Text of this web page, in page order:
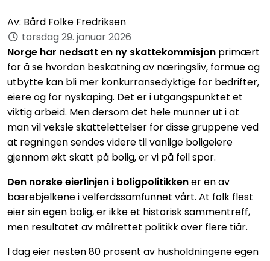
Av: Bård Folke Fredriksen
torsdag 29. januar 2026
Norge har nedsatt en ny skattekommisjon primært
for å se hvordan beskatning av næringsliv, formue og
utbytte kan bli mer konkurransedyktige for bedrifter,
eiere og for nyskaping. Det er i utgangspunktet et
viktig arbeid. Men dersom det hele munner ut i at
man vil veksle skattelettelser for disse gruppene ved
at regningen sendes videre til vanlige boligeiere
gjennom økt skatt på bolig, er vi på feil spor.
Den norske eierlinjen i boligpolitikkener en av
bærebjelkene i velferdssamfunnet vårt. At folk flest
eier sin egen bolig, er ikke et historisk sammentreff,
men resultatet av målrettet politikk over flere tiår.
I dag eier nesten 80 prosent av husholdningene egen